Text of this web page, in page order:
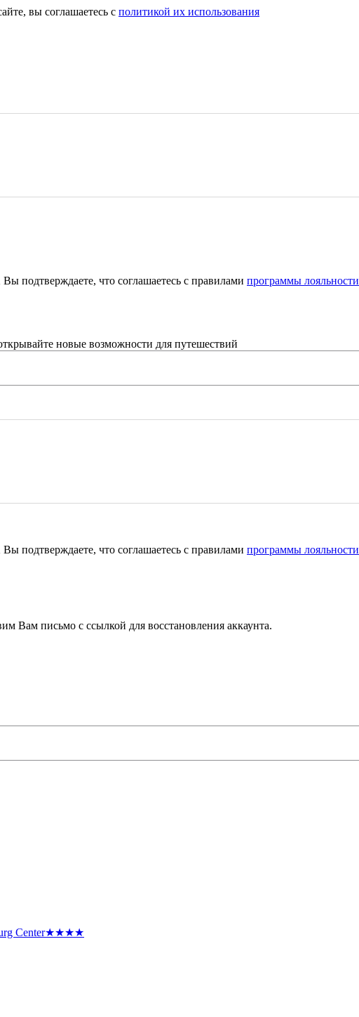
вы соглашаетесь с политикой их использования
подтверждаете, что соглашаетесь с правилами программы лояльности
новые возможности для путешествий
подтверждаете, что соглашаетесь с правилами программы лояльности
Вам письмо с ссылкой для восстановления аккаунта.
Center★★★★